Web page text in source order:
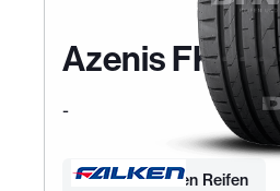
Azenis FK520
-
Finden Sie Ihren Reifen